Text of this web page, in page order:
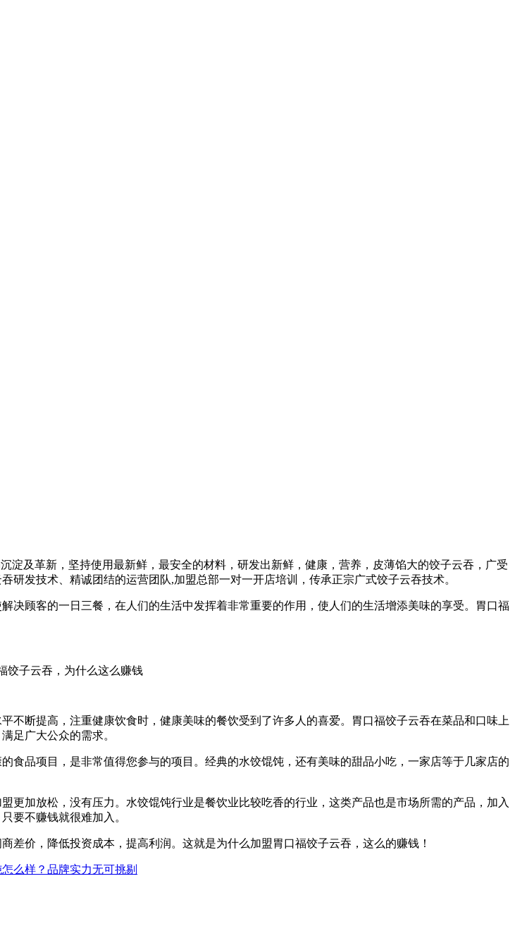
淀及革新，坚持使用最新鲜，最安全的材料，研发出新鲜，健康，营养，皮薄馅大的饺子云吞，广受
发技术、精诚团结的运营团队,加盟总部一对一开店培训，传承正宗广式饺子云吞技术。
决顾客的一日三餐，在人们的生活中发挥着非常重要的作用，使人们的生活增添美味的享受。胃口福
不断提高，注重健康饮食时，健康美味的餐饮受到了许多人的喜爱。胃口福饺子云吞在菜品和口味上
足广大公众的需求。
食品项目，是非常值得您参与的项目。经典的水饺馄饨，还有美味的甜品小吃，一家店等于几家店的
更加放松，没有压力。水饺馄饨行业是餐饮业比较吃香的行业，这类产品也是市场所需的产品，加入
要不赚钱就很难加入。
价，降低投资成本，提高利润。这就是为什么加盟胃口福饺子云吞，这么的赚钱！
么样？品牌实力无可挑剔